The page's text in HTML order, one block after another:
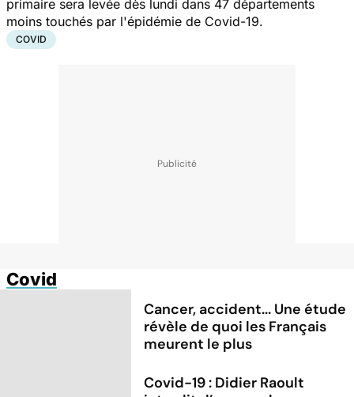
primaire sera levée dès lundi dans 47 départements
moins touchés par l'épidémie de Covid-19.
COVID
Covid
Cancer, accident... Une étude
révèle de quoi les Français
meurent le plus
Covid-19 : Didier Raoult